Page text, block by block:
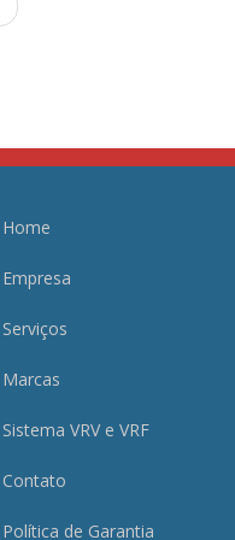
Home
Empresa
Serviços
Marcas
Sistema VRV e VRF
Contato
Política de Garantia